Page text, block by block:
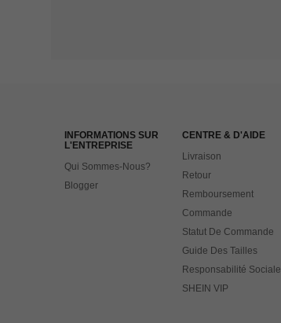
INFORMATIONS SUR
L'ENTREPRISE
Qui Sommes-Nous?
Blogger
CENTRE & D'AIDE
Livraison
Retour
Remboursement
Commande
Statut De Commande
Guide Des Tailles
Responsabilité Sociale
SHEIN VIP